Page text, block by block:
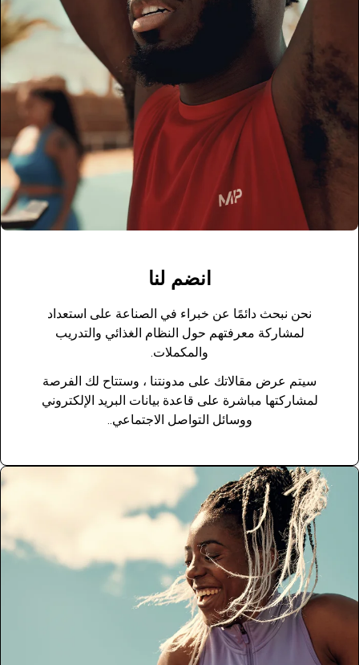
انضم لنا
نحن نبحث دائمًا عن خبراء في الصناعة على استعداد
لمشاركة معرفتهم حول النظام الغذائي والتدريب
والمكملات.
سيتم عرض مقالاتك على مدونتنا ، وستتاح لك الفرصة
لمشاركتها مباشرة على قاعدة بيانات البريد الإلكتروني
ووسائل التواصل الاجتماعي..